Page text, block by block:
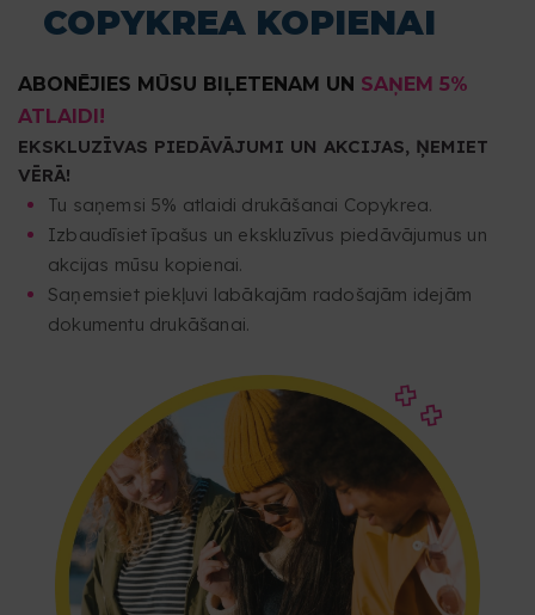
COPYKREA KOPIENAI
ABONĒJIES MŪSU BIĻETENAM UN SAŅEM 5%
ATLAIDI!
EKSKLUZĪVAS PIEDĀVĀJUMI UN AKCIJAS, ŅEMIET
VĒRĀ!
Tu saņemsi 5% atlaidi drukāšanai Copykrea.
Izbaudīsiet īpašus un ekskluzīvus piedāvājumus un
akcijas mūsu kopienai.
Saņemsiet piekļuvi labākajām radošajām idejām
dokumentu drukāšanai.